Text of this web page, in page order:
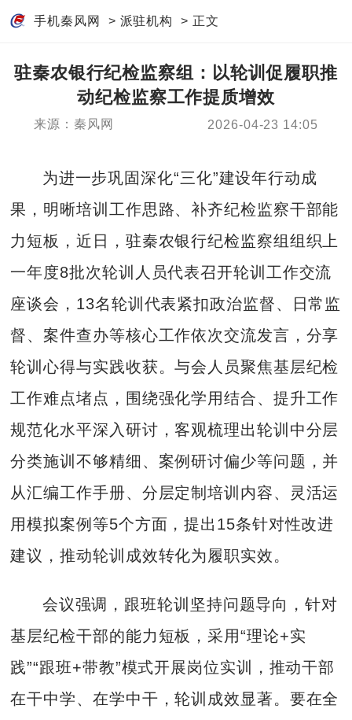
手机秦风网 > 派驻机构 > 正文
驻秦农银行纪检监察组：以轮训促履职推
动纪检监察工作提质增效
来源：秦风网 2026-04-23 14:05
为进一步巩固深化“三化”建设年行动成
果，明晰培训工作思路、补齐纪检监察干部能
力短板，近日，驻秦农银行纪检监察组组织上
一年度8批次轮训人员代表召开轮训工作交流
座谈会，13名轮训代表紧扣政治监督、日常监
督、案件查办等核心工作依次交流发言，分享
轮训心得与实践收获。与会人员聚焦基层纪检
工作难点堵点，围绕强化学用结合、提升工作
规范化水平深入研讨，客观梳理出轮训中分层
分类施训不够精细、案例研讨偏少等问题，并
从汇编工作手册、分层定制培训内容、灵活运
用模拟案例等5个方面，提出15条针对性改进
建议，推动轮训成效转化为履职实效。
会议强调，跟班轮训坚持问题导向，针对
基层纪检干部的能力短板，采用“理论+实
践”“跟班+带教”模式开展岗位实训，推动干部
在干中学、在学中干，轮训成效显著。要在全